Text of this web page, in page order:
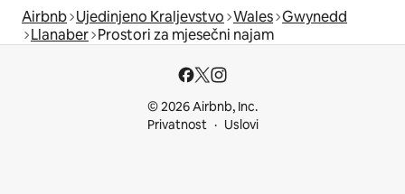
Airbnb Ujedinjeno Kraljevstvo Wales Gwynedd
Llanaber Prostori za mjesečni najam
© 2026 Airbnb, Inc.
Privatnost
Uslovi